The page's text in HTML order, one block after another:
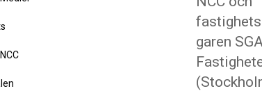
garen SGA